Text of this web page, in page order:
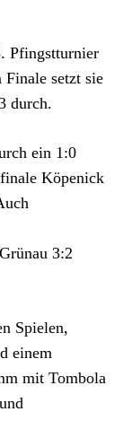
Pfingstturnier
setzt sie
durch.
ein 1:0
Köpenick
3:2
Spielen,
einem
mit Tombola